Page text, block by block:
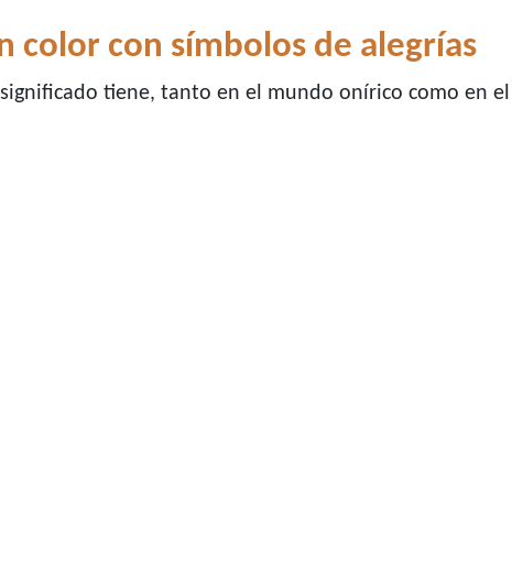
color con símbolos de alegrías
tiene, tanto en el mundo onírico como en